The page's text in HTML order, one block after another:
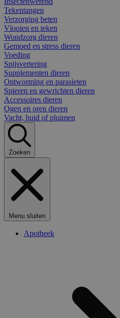
Tekentangen
Verzorging beten
Vlooien en teken
Wondzorg dieren
Gemoed en stress dieren
Voeding
Spijsvertering
Supplementen dieren
Ontworming en parasieten
Spieren en gewrichten dieren
Accessoires dieren
Ogen en oren dieren
Vacht, huid of pluimen
Zoeken
Menu sluiten
Apotheek